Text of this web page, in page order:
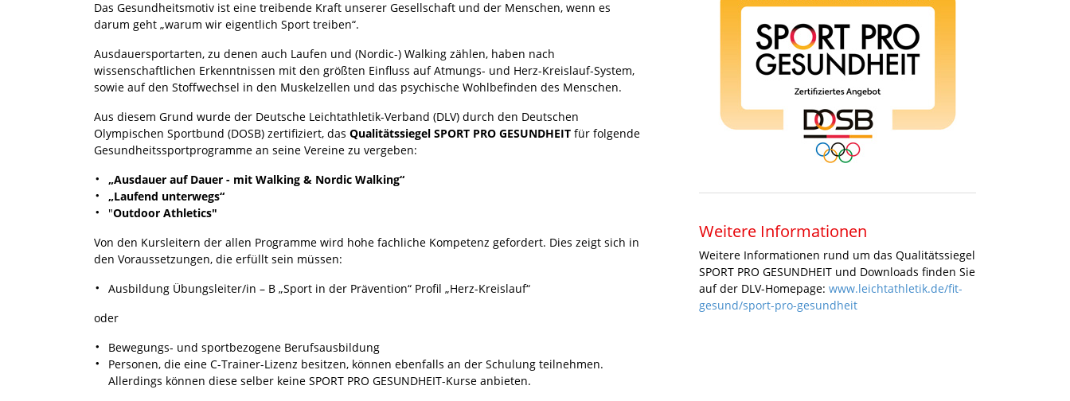
Das Gesundheitsmotiv ist eine treibende Kraft unserer Gesellschaft und der Menschen, wenn es
darum geht „warum wir eigentlich Sport treiben“.
Ausdauersportarten, zu denen auch Laufen und (Nordic-) Walking zählen, haben nach
wissenschaftlichen Erkenntnissen mit den größten Einfluss auf Atmungs- und Herz-Kreislauf-System,
sowie auf den Stoffwechsel in den Muskelzellen und das psychische Wohlbefinden des Menschen.
Aus diesem Grund wurde der Deutsche Leichtathletik-Verband (DLV) durch den Deutschen
Olympischen Sportbund (DOSB) zertifiziert, das Qualitätssiegel SPORT PRO GESUNDHEIT für folgende
Gesundheitssportprogramme an seine Vereine zu vergeben:
„Ausdauer auf Dauer - mit Walking & Nordic Walking“
„Laufend unterwegs“
"Outdoor Athletics"
Von den Kursleitern der allen Programme wird hohe fachliche Kompetenz gefordert. Dies zeigt sich in
den Voraussetzungen, die erfüllt sein müssen:
Ausbildung Übungsleiter/in – B „Sport in der Prävention“ Profil „Herz-Kreislauf“
oder
Bewegungs- und sportbezogene Berufsausbildung
Personen, die eine C-Trainer-Lizenz besitzen, können ebenfalls an der Schulung teilnehmen.
Allerdings können diese selber keine SPORT PRO GESUNDHEIT-Kurse anbieten.
Weitere Informationen
Weitere Informationen rund um das Qualitätssiegel
SPORT PRO GESUNDHEIT und Downloads finden Sie
auf der DLV-Homepage: www.leichtathletik.de/fit-
gesund/sport-pro-gesundheit